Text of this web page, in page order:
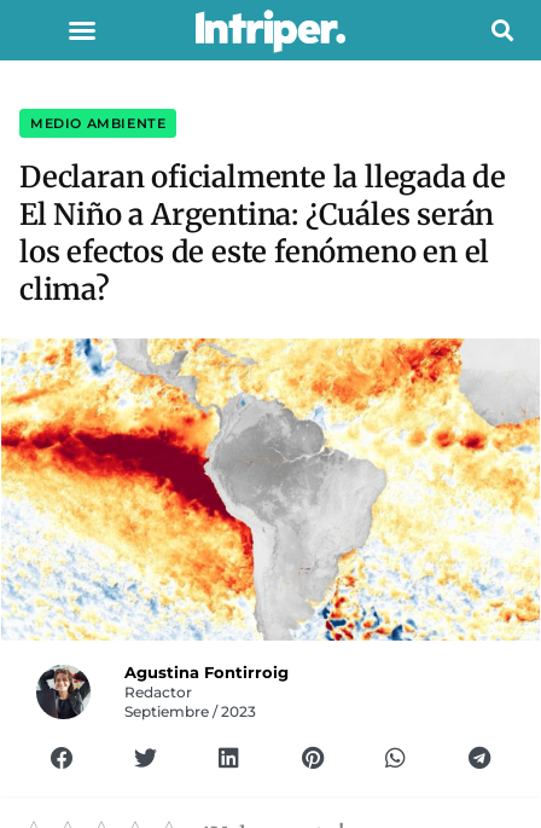
MEDIO AMBIENTE
Declaran oficialmente la llegada de
El Niño a Argentina: ¿Cuáles serán
los efectos de este fenómeno en el
clima?
Agustina Fontirroig
Redactor
Septiembre / 2023